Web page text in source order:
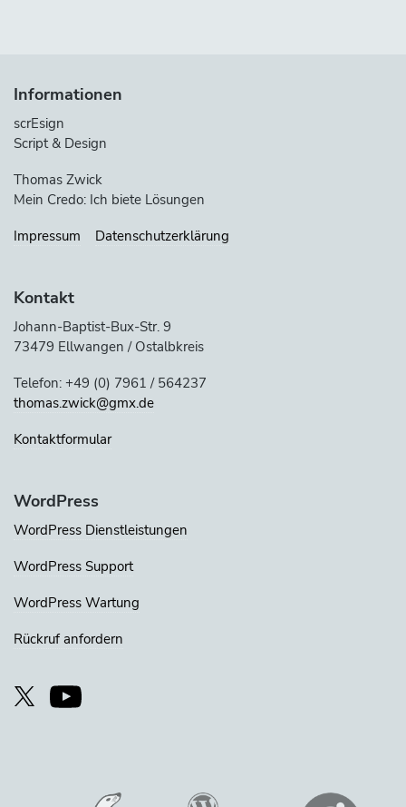
Informationen
scrEsign
Script & Design
Thomas Zwick
Mein Credo: Ich biete Lösungen
Impressum
Datenschutzerklärung
Kontakt
Johann-Baptist-Bux-Str. 9
73479 Ellwangen / Ostalbkreis
Telefon: +49 (0) 7961 / 564237
thomas.zwick@gmx.de
Kontaktformular
WordPress
WordPress Dienstleistungen
WordPress Support
WordPress Wartung
Rückruf anfordern